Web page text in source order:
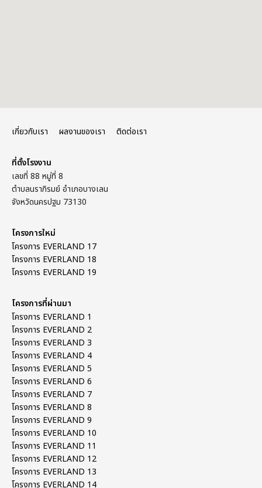
เกี่ยวกับเรา ผลงานของเรา ติดต่อเรา
ที่ตั้งโรงงาน
เลขที่ 88 หมู่ที่ 8
ตำบลนราภิรมย์ อำเภอบางเลน
จังหวัดนครปฐม 73130
โครงการใหม่
โครงการ EVERLAND 17
โครงการ EVERLAND 18
โครงการ EVERLAND 19
โครงการที่ผ่านมา
โครงการ EVERLAND 1
โครงการ EVERLAND 2
โครงการ EVERLAND 3
โครงการ EVERLAND 4
โครงการ EVERLAND 5
โครงการ EVERLAND 6
โครงการ EVERLAND 7
โครงการ EVERLAND 8
โครงการ EVERLAND 9
โครงการ EVERLAND 10
โครงการ EVERLAND 11
โครงการ EVERLAND 12
โครงการ EVERLAND 13
โครงการ EVERLAND 14